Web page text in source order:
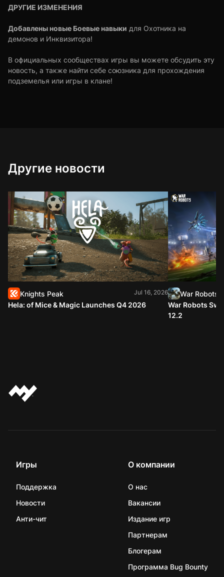
ДРУГИЕ ИЗМЕНЕНИЯ
Добавлены новые Боевые навыки для Охотника на
демонов и Инквизитора!
В официальных сообществах игры вы можете обсудить эту
новость, а также найти себе союзника для прохождения
подземелья или игры в клане!
Другие новости
Knights Peak Jul 16, 2026
Hela: of Mice & Magic Launches Q4 2026
War Robots
War Robots
12.2
Игры
Поддержка
Новости
Анти-чит
О компании
О нас
Вакансии
Издание игр
Партнерам
Блогерам
Программа Bug Bounty